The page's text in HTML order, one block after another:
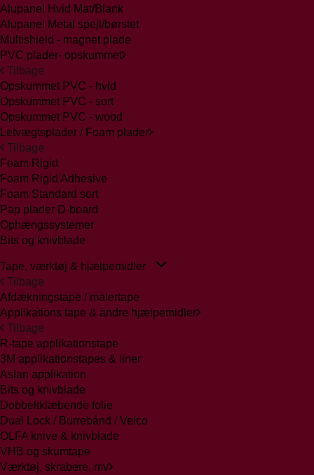
Alupanel Hvid Mat/Blank
Alupanel Metal spejl/børstet
Multishield - magnet plade
PVC plader- opskummet
Tilbage
Opskummet PVC - hvid
Opskummet PVC - sort
Opskummet PVC - wood
Letvægtsplader / Foam plader
Tilbage
Foam Rigid
Foam Rigid Adhesive
Foam Standard sort
Pap plader D-board
Ophængssystemer
Bits og knivblade
Tape, værktøj & hjælpemidler
Tilbage
Afdækningstape / malertape
Applikations tape & andre hjælpemidler
Tilbage
R-tape applikationstape
3M applikationstapes & liner
Aslan applikation
Bits og knivblade
Dobbeltklæbende folie
Dual Lock / Burrebånd / Velco
OLFA knive & knivblade
VHB og skumtape
Værktøj, skrabere, mv